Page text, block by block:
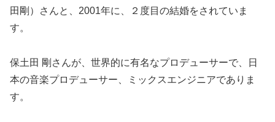
田剛）さんと、2001年に、２度目の結婚をされていま
す。
保土田 剛さんが、世界的に有名なプロデューサーで、日
本の音楽プロデューサー、ミックスエンジニアでありま
す。